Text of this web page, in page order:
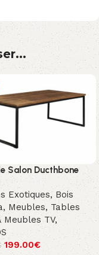
Salon Ducthbone
Exotiques, Bois
, Meubles, Tables
Meubles TV,
199.00€